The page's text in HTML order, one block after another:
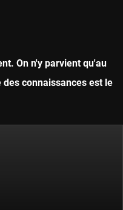
On n'y parvient qu'au
connaissances est le